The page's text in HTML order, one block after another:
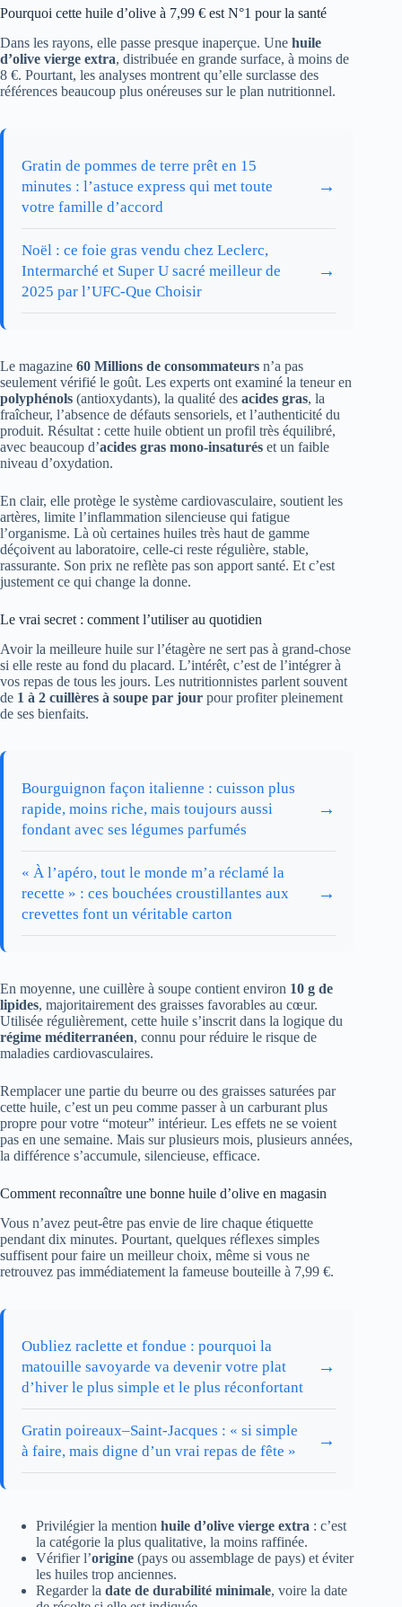
Pourquoi cette huile d’olive à 7,99 € est N°1 pour la santé
Dans les rayons, elle passe presque inaperçue. Une huile
d’olive vierge extra, distribuée en grande surface, à moins de
8 €. Pourtant, les analyses montrent qu’elle surclasse des
références beaucoup plus onéreuses sur le plan nutritionnel.
Gratin de pommes de terre prêt en 15
minutes : l’astuce express qui met toute
votre famille d’accord
→
Noël : ce foie gras vendu chez Leclerc,
Intermarché et Super U sacré meilleur de
2025 par l’UFC-Que Choisir
→
Le magazine 60 Millions de consommateurs n’a pas
seulement vérifié le goût. Les experts ont examiné la teneur en
polyphénols (antioxydants), la qualité des acides gras, la
fraîcheur, l’absence de défauts sensoriels, et l’authenticité du
produit. Résultat : cette huile obtient un profil très équilibré,
avec beaucoup d’acides gras mono-insaturés et un faible
niveau d’oxydation.
En clair, elle protège le système cardiovasculaire, soutient les
artères, limite l’inflammation silencieuse qui fatigue
l’organisme. Là où certaines huiles très haut de gamme
déçoivent au laboratoire, celle-ci reste régulière, stable,
rassurante. Son prix ne reflète pas son apport santé. Et c’est
justement ce qui change la donne.
Le vrai secret : comment l’utiliser au quotidien
Avoir la meilleure huile sur l’étagère ne sert pas à grand-chose
si elle reste au fond du placard. L’intérêt, c’est de l’intégrer à
vos repas de tous les jours. Les nutritionnistes parlent souvent
de 1 à 2 cuillères à soupe par jour pour profiter pleinement
de ses bienfaits.
Bourguignon façon italienne : cuisson plus
rapide, moins riche, mais toujours aussi
fondant avec ses légumes parfumés
→
« À l’apéro, tout le monde m’a réclamé la
recette » : ces bouchées croustillantes aux
crevettes font un véritable carton
→
En moyenne, une cuillère à soupe contient environ 10 g de
lipides, majoritairement des graisses favorables au cœur.
Utilisée régulièrement, cette huile s’inscrit dans la logique du
régime méditerranéen, connu pour réduire le risque de
maladies cardiovasculaires.
Remplacer une partie du beurre ou des graisses saturées par
cette huile, c’est un peu comme passer à un carburant plus
propre pour votre “moteur” intérieur. Les effets ne se voient
pas en une semaine. Mais sur plusieurs mois, plusieurs années,
la différence s’accumule, silencieuse, efficace.
Comment reconnaître une bonne huile d’olive en magasin
Vous n’avez peut-être pas envie de lire chaque étiquette
pendant dix minutes. Pourtant, quelques réflexes simples
suffisent pour faire un meilleur choix, même si vous ne
retrouvez pas immédiatement la fameuse bouteille à 7,99 €.
Oubliez raclette et fondue : pourquoi la
matouille savoyarde va devenir votre plat
d’hiver le plus simple et le plus réconfortant
→
Gratin poireaux–Saint-Jacques : « si simple
à faire, mais digne d’un vrai repas de fête »
→
Privilégier la mention huile d’olive vierge extra : c’est
la catégorie la plus qualitative, la moins raffinée.
Vérifier l’origine (pays ou assemblage de pays) et éviter
les huiles trop anciennes.
Regarder la date de durabilité minimale, voire la date